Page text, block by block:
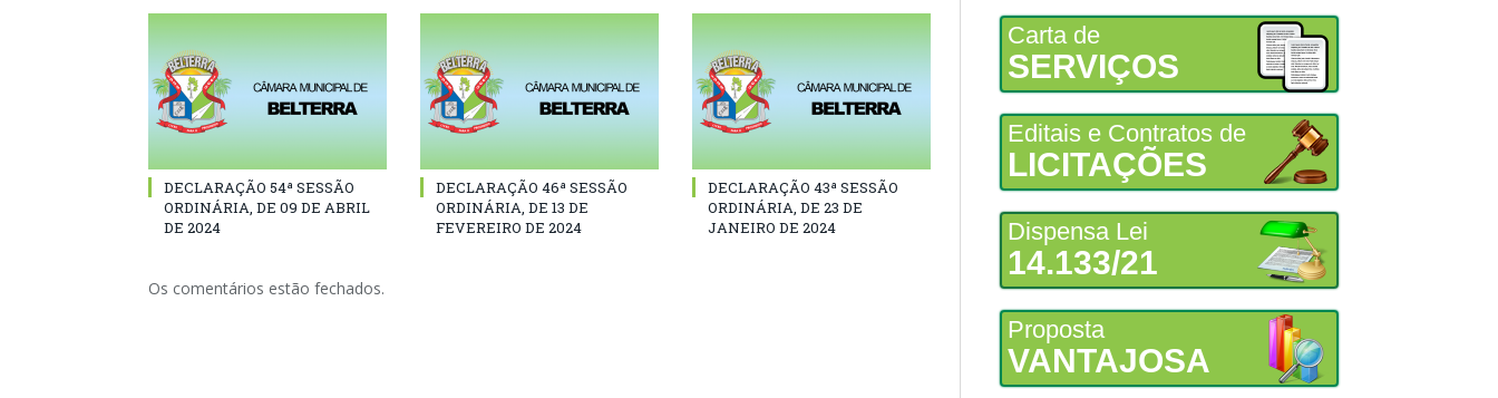
DECLARAÇÃO 54ª SESSÃO
ORDINÁRIA, DE 09 DE ABRIL
DE 2024
DECLARAÇÃO 46ª SESSÃO
ORDINÁRIA, DE 13 DE
FEVEREIRO DE 2024
DECLARAÇÃO 43ª SESSÃO
ORDINÁRIA, DE 23 DE
JANEIRO DE 2024
Os comentários estão fechados.
Carta de
SERVIÇOS
Editais e Contratos de
LICITAÇÕES
Dispensa Lei
14.133/21
Proposta
VANTAJOSA